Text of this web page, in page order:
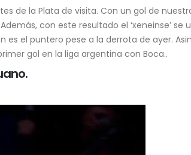
de la Plata de visita. Con un gol de
con este resultado el ‘xeneinse’ se
es el puntero pese a la derrota de ayer.
gol en la liga argentina con Boca..
recibe con
abiertos” al papa
un mensaje de
relaciones diplomáticas con
7 de agosto de 2026
Poder Judicial